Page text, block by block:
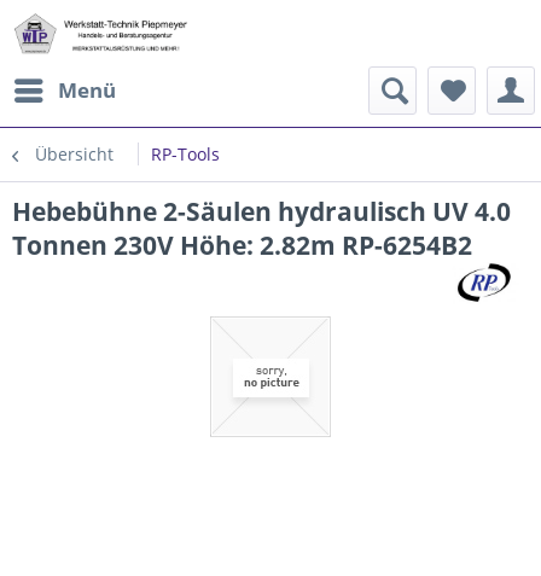
Menü
Übersicht RP-Tools
Hebebühne 2-Säulen hydraulisch UV 4.0
Tonnen 230V Höhe: 2.82m RP-6254B2